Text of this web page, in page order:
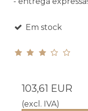
Em stock
103,61 EUR
(excl. IVA)